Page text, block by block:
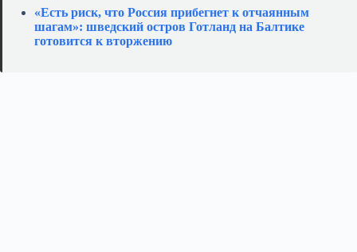
«Есть риск, что Россия прибегнет к отчаянным
шагам»: шведский остров Готланд на Балтике
готовится к вторжению